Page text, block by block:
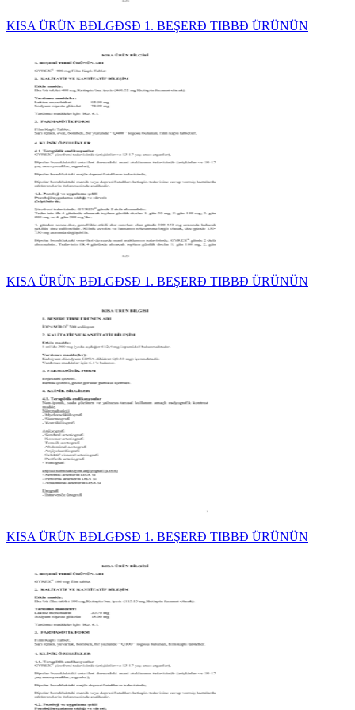
KISA ÜRÜN BĐLGĐSĐ 1. BEŞERĐ TIBBĐ ÜRÜNÜN
KISA ÜRÜN BĐLGĐSĐ 1. BEŞERĐ TIBBĐ ÜRÜNÜN
KISA ÜRÜN BĐLGĐSĐ 1. BEŞERĐ TIBBĐ ÜRÜNÜN